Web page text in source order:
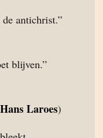
antichrist.”
blijven.”
Hans Laroes)